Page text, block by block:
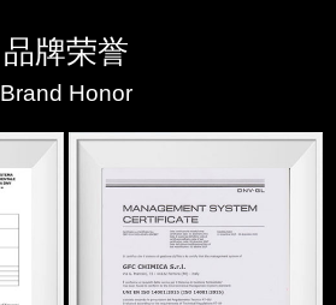
品牌荣誉
Brand Honor